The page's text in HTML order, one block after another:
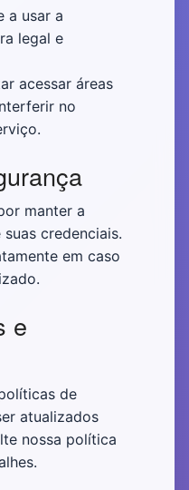
a usar a
legal e
acessar áreas
no
manter a
credenciais.
em caso
e
de
atualizados
nossa política